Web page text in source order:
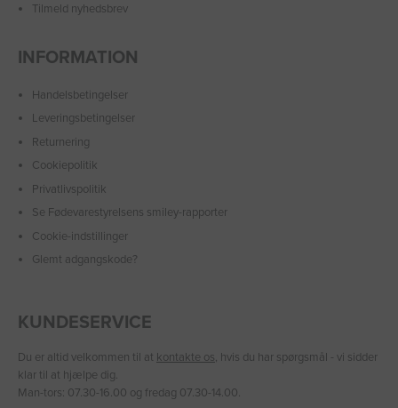
Tilmeld nyhedsbrev
INFORMATION
Handelsbetingelser
Leveringsbetingelser
Returnering
Cookiepolitik
Privatlivspolitik
Se Fødevarestyrelsens smiley-rapporter
Cookie-indstillinger
Glemt adgangskode?
KUNDESERVICE
Du er altid velkommen til at kontakte os, hvis du har spørgsmål - vi sidder
klar til at hjælpe dig.
Man-tors: 07.30-16.00 og fredag 07.30-14.00.